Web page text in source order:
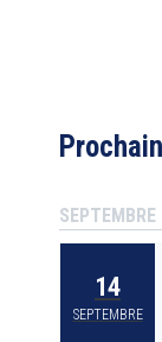
SEPTEMBRE
14
SEPTEMBRE